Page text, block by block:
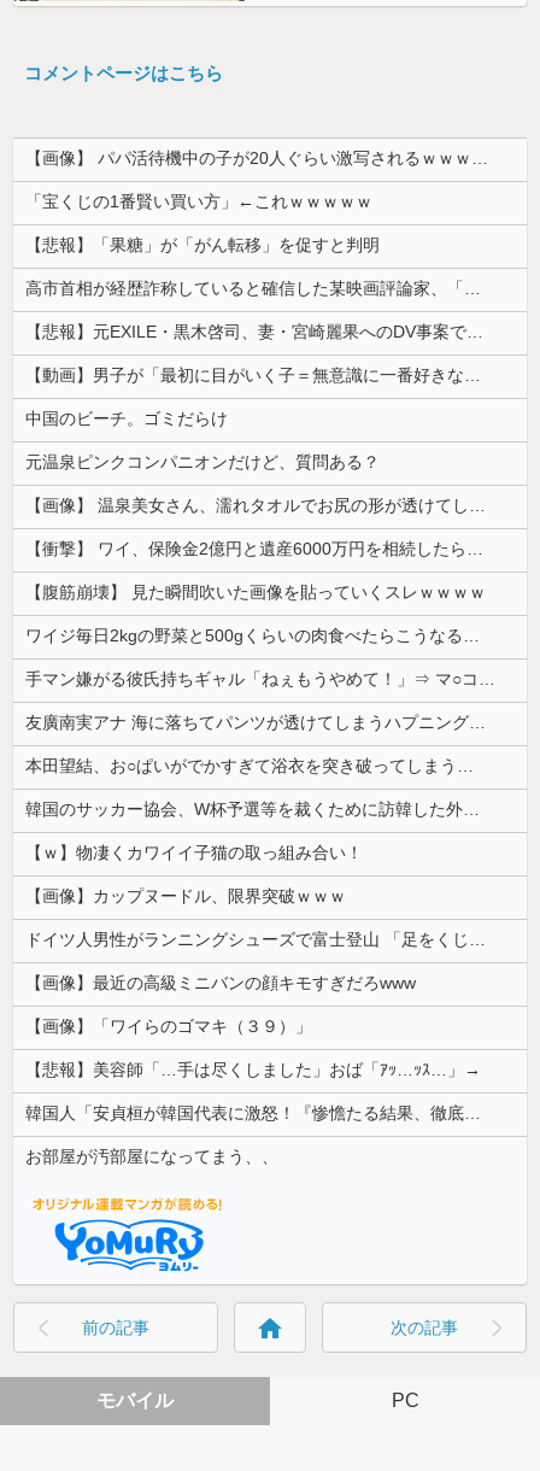
コメントページはこちら
「宝くじの1番賢い買い方」←これｗｗｗｗｗ
【悲報】「果糖」が「がん転移」を促すと判明
中国のビーチ。ゴミだらけ
元温泉ピンクコンパニオンだけど、質問ある？
【腹筋崩壊】 見た瞬間吹いた画像を貼っていくスレｗｗｗｗ
本田望結、お○ぱいがでかすぎて浴衣を突き破ってしまう…
【ｗ】物凄くカワイイ子猫の取っ組み合い！
【画像】カップヌードル、限界突破ｗｗｗ
【画像】最近の高級ミニバンの顔キモすぎだろwww
【画像】「ワイらのゴマキ（３９）」
【悲報】美容師「…手は尽くしました」おば「ｱｯ…ｯｽ…」→
お部屋が汚部屋になってまう、、
前の記事 home 次の記事
モバイル PC